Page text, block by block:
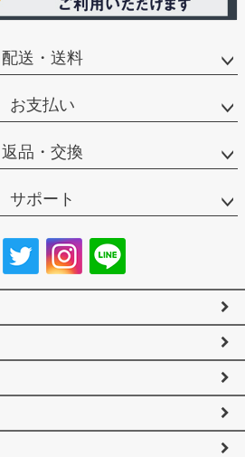
配送・送料
お支払い
返品・交換
サポート